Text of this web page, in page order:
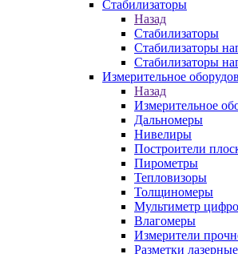
Стабилизаторы
Назад
Стабилизаторы
Стабилизаторы
Стабилизаторы
Измерительное
Назад
Измерительное
Дальномеры
Нивелиры
Построители
Пирометры
Тепловизоры
Толщиномеры
Мультиметр
Влагомеры
Измерители
Разметки лазерные